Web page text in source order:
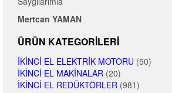
Mertcan YAMAN
ÜRÜN KATEGORILERI
İKINCI EL ELEKTRIK MOTORU (50)
İKINCI EL MAKINALAR (20)
İKINCI EL REDÜKTÖRLER (981)